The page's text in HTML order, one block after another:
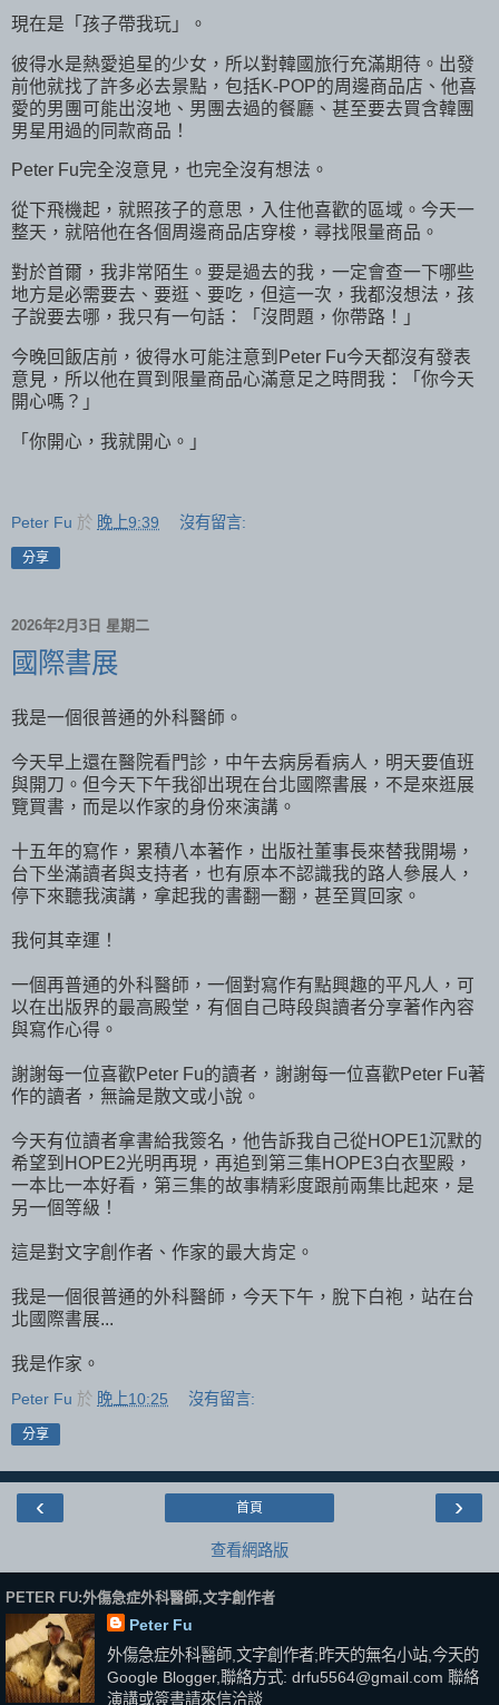
現在是「孩子帶我玩」。
彼得水是熱愛追星的少女，所以對韓國旅行充滿期待。出發
前他就找了許多必去景點，包括K-POP的周邊商品店、他喜
愛的男團可能出沒地、男團去過的餐廳、甚至要去買含韓團
男星用過的同款商品！
Peter Fu完全沒意見，也完全沒有想法。
從下飛機起，就照孩子的意思，入住他喜歡的區域。今天一
整天，就陪他在各個周邊商品店穿梭，尋找限量商品。
對於首爾，我非常陌生。要是過去的我，一定會查一下哪些
地方是必需要去、要逛、要吃，但這一次，我都沒想法，孩
子說要去哪，我只有一句話：「沒問題，你帶路！」
今晚回飯店前，彼得水可能注意到Peter Fu今天都沒有發表
意見，所以他在買到限量商品心滿意足之時問我：「你今天
開心嗎？」
「你開心，我就開心。」
Peter Fu 於 晚上9:39 沒有留言:
分享
2026年2月3日 星期二
國際書展
我是一個很普通的外科醫師。
今天早上還在醫院看門診，中午去病房看病人，明天要值班
與開刀。但今天下午我卻出現在台北國際書展，不是來逛展
覽買書，而是以作家的身份來演講。
十五年的寫作，累積八本著作，出版社董事長來替我開場，
台下坐滿讀者與支持者，也有原本不認識我的路人參展人，
停下來聽我演講，拿起我的書翻一翻，甚至買回家。
我何其幸運！
一個再普通的外科醫師，一個對寫作有點興趣的平凡人，可
以在出版界的最高殿堂，有個自己時段與讀者分享著作內容
與寫作心得。
謝謝每一位喜歡Peter Fu的讀者，謝謝每一位喜歡Peter Fu著
作的讀者，無論是散文或小說。
今天有位讀者拿書給我簽名，他告訴我自己從HOPE1沉默的
希望到HOPE2光明再現，再追到第三集HOPE3白衣聖殿，
一本比一本好看，第三集的故事精彩度跟前兩集比起來，是
另一個等級！
這是對文字創作者、作家的最大肯定。
我是一個很普通的外科醫師，今天下午，脫下白袍，站在台
北國際書展...
我是作家。
Peter Fu 於 晚上10:25 沒有留言:
分享
‹ ›
首頁
查看網路版
PETER FU:外傷急症外科醫師,文字創作者
Peter Fu
外傷急症外科醫師,文字創作者;昨天的無名小站,今天的
Google Blogger,聯絡方式: drfu5564@gmail.com 聯絡
演講或簽書請來信洽談